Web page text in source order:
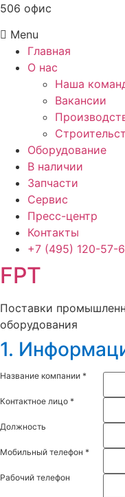
506 офис
Menu
Главная
О нас
Наша
Вакансии
Оборудование
В наличии
Запчасти
Сервис
Пресс-центр
Контакты
+7 (495) 120-57-
FPT
Поставки
оборудования
1.
Название компании *
Контактное лицо *
Должность
Мобильный телефон *
Рабочий телефон